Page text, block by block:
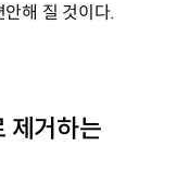
해 질 것이다.
제거하는